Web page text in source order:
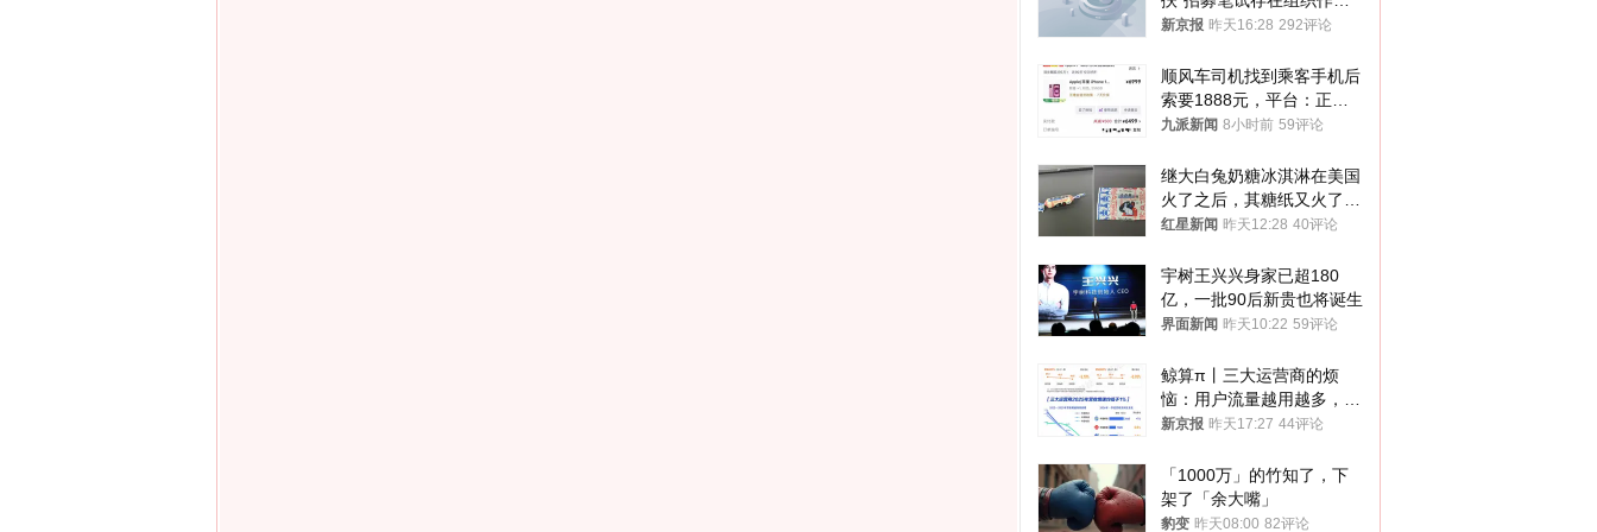
犯罪行为
新京报 昨天16:28 292评论
顺风车司机找到乘客手机后
索要1888元，平台：正和
司机沟通协商
九派新闻 8小时前 59评论
继大白兔奶糖冰淇淋在美国
火了之后，其糖纸又火了！
海外博主盛赞：平面设计经
红星新闻 昨天12:28 40评论
宇树王兴兴身家已超180
亿，一批90后新贵也将诞生
界面新闻 昨天10:22 59评论
鲸算π丨三大运营商的烦
恼：用户流量越用越多，收
入却越来越少
新京报 昨天17:27 44评论
「1000万」的竹知了，下
架了「余大嘴」
豹变 昨天08:00 82评论